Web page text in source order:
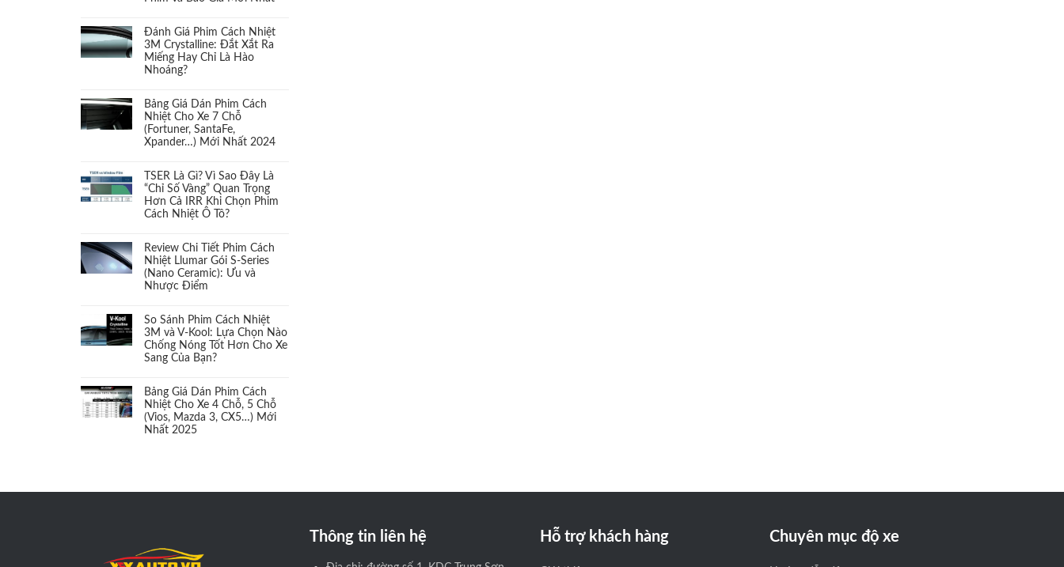
Bóng đèn LED (1)
Bóng đèn Xeon
Broquet In-Line Top Fueller UK
Các gói độ đèn (1)
Các thiết bị khác (1)
Cảm biến áp suất Lốp (1)
Cảm biến chân ga
Camera 360 (1)
Camera cặp lề
Camera hành trình (2)
Càng chữ A
Đánh Giá Phim Cách Nhiệt
3M Crystalline: Đắt Xắt Ra
Miếng Hay Chỉ Là Hào
Nhoáng?
Bảng Giá Dán Phim Cách
Nhiệt Cho Xe 7 Chỗ
(Fortuner, SantaFe,
Xpander…) Mới Nhất 2024
TSER Là Gì? Vì Sao Đây Là
“Chỉ Số Vàng” Quan Trọng
Hơn Cả IRR Khi Chọn Phim
Cách Nhiệt Ô Tô?
Review Chi Tiết Phim Cách
Nhiệt Llumar Gói S-Series
(Nano Ceramic): Ưu và
Nhược Điểm
So Sánh Phim Cách Nhiệt
3M và V-Kool: Lựa Chọn Nào
Chống Nóng Tốt Hơn Cho Xe
Sang Của Bạn?
Bảng Giá Dán Phim Cách
Nhiệt Cho Xe 4 Chỗ, 5 Chỗ
(Vios, Mazda 3, CX5…) Mới
Nhất 2025
Thông tin liên hệ Hỗ trợ khách hàng Chuyên mục độ xe